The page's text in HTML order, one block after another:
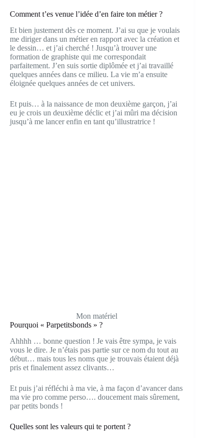
Comment t’es venue l’idée d’en faire ton métier ?
Et bien justement dès ce moment. J’ai su que je voulais
me diriger dans un métier en rapport avec la création et
le dessin… et j’ai cherché ! Jusqu’à trouver une
formation de graphiste qui me correspondait
parfaitement. J’en suis sortie diplômée et j’ai travaillé
quelques années dans ce milieu. La vie m’a ensuite
éloignée quelques années de cet univers.
Et puis… à la naissance de mon deuxième garçon, j’ai
eu je crois un deuxième déclic et j’ai mûri ma décision
jusqu’à me lancer enfin en tant qu’illustratrice !
Mon matériel
Pourquoi « Parpetitsbonds » ?
Ahhhh … bonne question ! Je vais être sympa, je vais
vous le dire. Je n’étais pas partie sur ce nom du tout au
début… mais tous les noms que je trouvais étaient déjà
pris et finalement assez clivants…
Et puis j’ai réfléchi à ma vie, à ma façon d’avancer dans
ma vie pro comme perso…. doucement mais sûrement,
par petits bonds !
Quelles sont les valeurs qui te portent ?